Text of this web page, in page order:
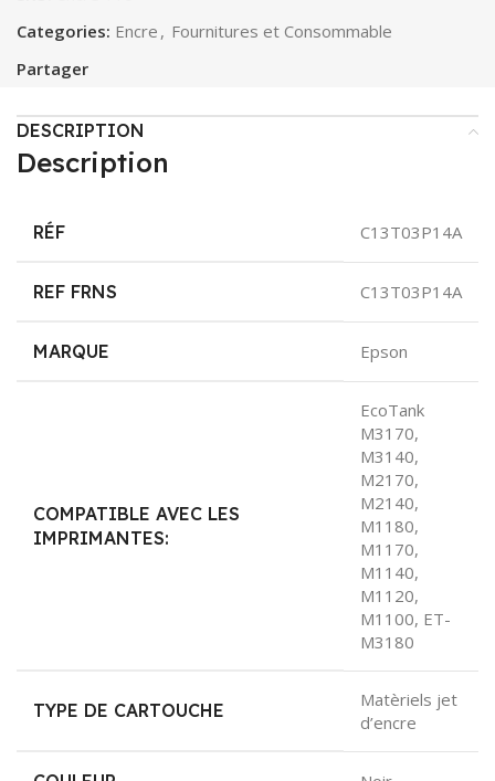
Categories: Encre , Fournitures et Consommable
Partager
DESCRIPTION
Description
RÉF C13T03P14A
REF FRNS C13T03P14A
MARQUE Epson
COMPATIBLE AVEC LES
IMPRIMANTES:
EcoTank
M3170,
M3140,
M2170,
M2140,
M1180,
M1170,
M1140,
M1120,
M1100, ET-
M3180
TYPE DE CARTOUCHE
Matèriels jet
d’encre